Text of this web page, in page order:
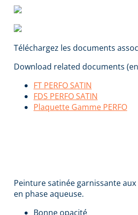
Téléchargez les documents
Download related documents (en
FT PERFO SATIN
FDS PERFO SATIN
Plaquette Gamme PERFO
Peinture satinée garnissante
en phase aqueuse.
Bonne opacité